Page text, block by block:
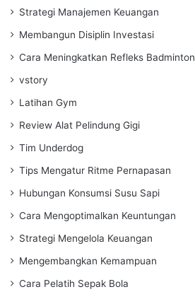
Strategi Manajemen Keuangan
Membangun Disiplin Investasi
Cara Meningkatkan Refleks Badminton
vstory
Latihan Gym
Review Alat Pelindung Gigi
Tim Underdog
Tips Mengatur Ritme Pernapasan
Hubungan Konsumsi Susu Sapi
Cara Mengoptimalkan Keuntungan
Strategi Mengelola Keuangan
Mengembangkan Kemampuan
Cara Pelatih Sepak Bola